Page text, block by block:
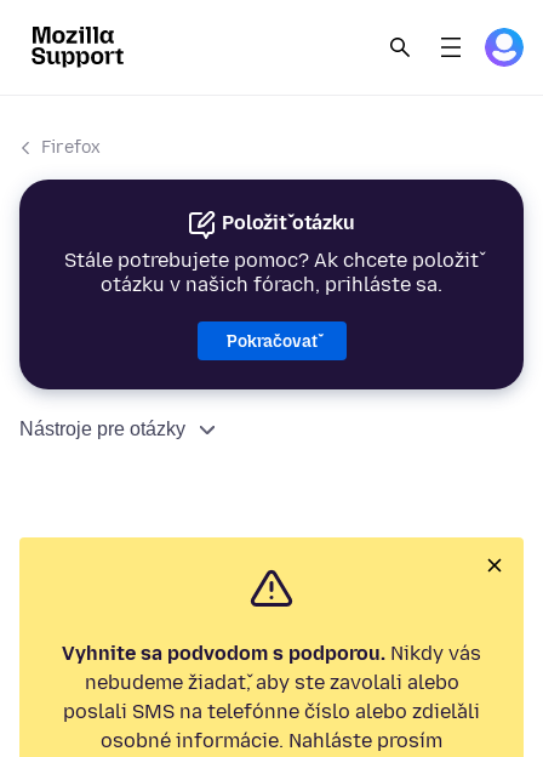
Firefox
Položiť otázku
Stále potrebujete pomoc? Ak chcete položiť
otázku v našich fórach, prihláste sa.
Pokračovať
Nástroje pre otázky
Vyhnite sa podvodom s podporou. Nikdy vás
nebudeme žiadať, aby ste zavolali alebo
poslali SMS na telefónne číslo alebo zdieľali
osobné informácie. Nahláste prosím